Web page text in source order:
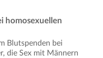
homosexuellen
Blutspenden bei
die Sex mit Männern